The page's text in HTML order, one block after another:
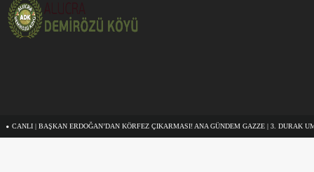
ERDOĞAN’DAN KÖRFEZ ÇIKARMASI! ANA GÜNDEM GAZZE | 3. DURAK UMMAN.